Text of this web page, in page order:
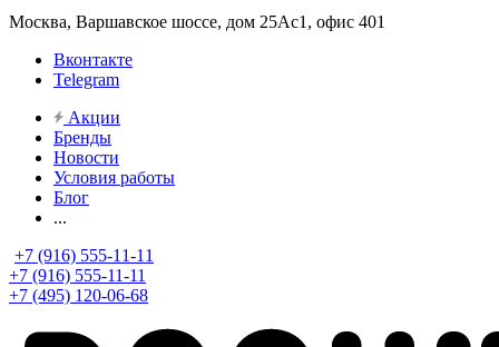
Москва, Варшавское шоссе, дом 25Аc1, офис 401
Вконтакте
Telegram
Акции
Бренды
Новости
Условия работы
Блог
...
+7 (916) 555-11-11
+7 (916) 555-11-11
+7 (495) 120-06-68